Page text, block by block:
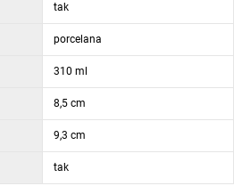
tak
porcelana
310 ml
8,5 cm
9,3 cm
tak